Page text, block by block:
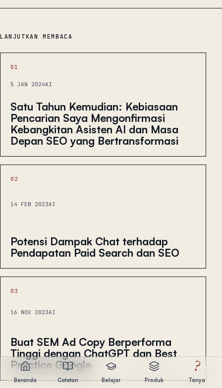
LANJUTKAN MEMBACA
01
5 JAN 2024AI
Satu Tahun Kemudian: Kebiasaan
Pencarian Saya Mengonfirmasi
Kebangkitan Asisten AI dan Masa
Depan SEO yang Bertransformasi
02
14 FEB 2023AI
Potensi Dampak Chat terhadap
Pendapatan Paid Search dan SEO
03
16 NOV 2023AI
Buat SEM Ad Copy Berperforma
Tinggi dengan ChatGPT dan Best
Practice Google
Beranda Catatan Belajar Produk
?
Tanya